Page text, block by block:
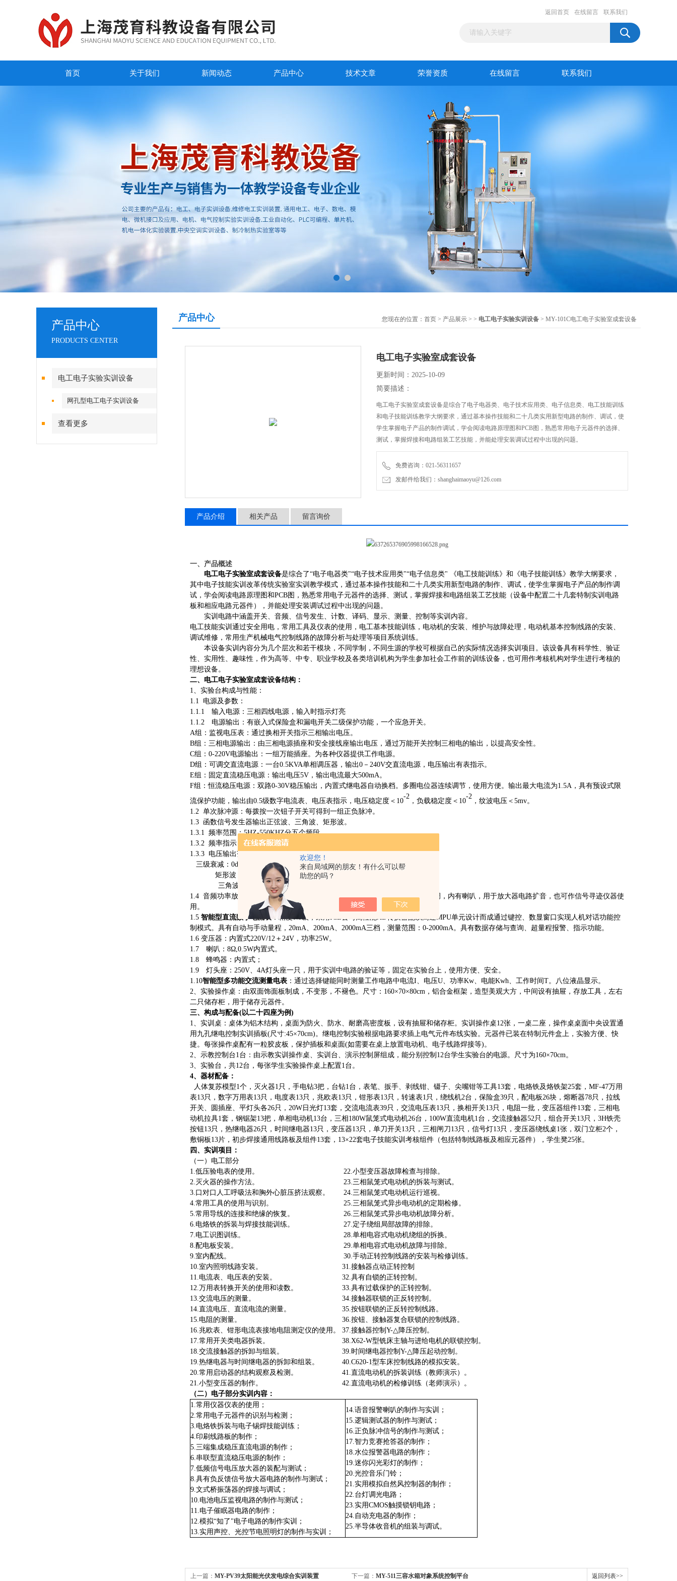
欢迎您！
来自局域网的朋友！有什么可以帮
助您的吗？
返回首页 在线留言 联系我们
首页 关于我们 新闻动态 产品中心 技术文章 荣誉资质 在线留言 联系我们
产品中心
PRODUCTS CENTER
电工电子实验实训设备
网孔型电工电子实训设备
查看更多
产品中心 您现在的位置： 首页 > 产品展示 > > 电工电子实验实训设备 > MY-101C电工电子实验室成套设备
电工电子实验室成套设备
更新时间：2025-10-09
简要描述：
电工电子实验室成套设备是综合了电子电器类、电子技术应用类、电子信息类、电工技能训练
和电子技能训练教学大纲要求，通过基本操作技能和二十几类实用新型电路的制作、调试，使
学生掌握电子产品的制作调试，学会阅读电路原理图和PCB图，熟悉常用电子元器件的选择、
测试，掌握焊接和电路组装工艺技能，并能处理安装调试过程中出现的问题。
免费咨询：021-56311657
发邮件给我们：shanghaimaoyu@126.com
产品介绍 相关产品 留言询价
一、产品概述
电工电子实验室成套设备是综合了“电子电器类"“电子技术应用类"“电子信息类" 《电工技能训练》和《电子技能训练》教学大纲要求，
其中电子技能实训改革传统实验室实训教学模式，通过基本操作技能和二十几类实用新型电路的制作、调试，使学生掌握电子产品的制作调
试，学会阅读电路原理图和PCB图，熟悉常用电子元器件的选择、测试，掌握焊接和电路组装工艺技能（设备中配置二十几套特制实训电路
板和相应电路元器件），并能处理安装调试过程中出现的问题。
实训电路中涵盖开关、音频、信号发生、计数、译码、显示、测量、控制等实训内容。
电工技能实训通过安全用电，常用工具及仪表的使用，电工基本技能训练，电动机的安装、维护与故障处理，电动机基本控制线路的安装、
调试维修，常用生产机械电气控制线路的故障分析与处理等项目系统训练。
本设备实训内容分为几个层次和若干模块，不同学制，不同生源的学校可根据自己的实际情况选择实训项目。该设备具有科学性、验证
性、实用性、趣味性，作为高等、中专、职业学校及各类培训机构为学生参加社会工作前的训练设备，也可用作考核机构对学生进行考核的
理想设备。
二、 电工电子实验室成套设备结构：
1、实验台构成与性能：
1.1 电源及参数：
1.1.1 输入电源：三相四线电源，输入时指示灯亮
1.1.2 电源输出：有嵌入式保险盒和漏电开关二级保护功能，一个应急开关。
A组：监视电压表：通过换相开关指示三相输出电压。
B组：三相电源输出：由三相电源插座和安全接线座输出电压，通过万能开关控制三相电的输出，以提高安全性。
C组：0-220V电源输出：一组万能插座。为各种仪器提供工作电源。
D组：可调交直流电源：一台0.5KVA单相调压器，输出0－240V交直流电源，电压输出有表指示。
E组：固定直流稳压电源：输出电压5V，输出电流最大500mA。
F组：恒流稳压电源：双路0-30V稳压输出，内置式继电器自动换档。多圈电位器连续调节，使用方便。输出最大电流为1.5A，具有预设式限
流保护功能，输出由0.5级数字电流表、电压表指示，电压稳定度＜10
-2
，负载稳定度＜ 10
-2
，纹波电压＜ 5mv。
1.2 单次脉冲源：每拨按一次钮子开关可得到一组正负脉冲。
1.3 函数信号发生器输出正弦波、三角波、矩形波。
1.3.1 频率范围：5HZ-550KHZ分五个频段
1.3.2 频率指示：由HZ表直接读出
1.3.3 电压输出范围：正弦波：5HZ-250KHZ>4.5V、250KHZ-550KHZ>3.5V
三级衰减：0db、20db、40db具有连续细调功能。
矩形波：
5HZ-250KHZ>4.5V、250KHZ-550KHZ>3.5V，幅度连续可调
三角波：
5HZ-550KHZ>１V
1.4 音频功率放大器：输入音频电压不低于10mv，输出功率不小于1W，音量可调，内有喇叭，用于放大器电路扩音，也可作信号寻迹仪器使
用。
1.5 智能型直流数字电流表 ：精度0.5级，采用ICL公司高性能AD转换器配以高速MPU单元设计而成通过键控、数显窗口实现人机对话功能控
制模式。具有自动与手动量程，20mA、200mA、2000mA三档，测量范围：0-2000mA。具有数据存储与查询、超量程报警、指示功能。
1.6 变压器：内置式220V/12＋24V，功率25W。
1.7 喇叭：8Ω,0.5W内置式。
1.8 蜂鸣器：内置式；
1.9 灯头座：250V、4A灯头座一只，用于实训中电路的验证等，固定在实验台上，使用方便、安全。
1.10智能型多功能交流测量电表 ：通过选择键能同时测量工作电路中电流I、电压U、功率Kw、电能Kwh、工作时间T。八位液晶显示。
2、实验操作桌：由双面饰面板制成，不变形，不褪色。尺寸：160×70×80cm，铝合金框架，造型美观大方，中间设有抽屉，存放工具，左右
二只储存柜，用于储存元器件。
三、构成与配备(以二十四座为例)
1、 实训桌：桌体为铝木结构，桌面为防火、防水、耐磨高密度板，设有抽屉和储存柜。 实训操作桌12张，一桌二座，操作桌桌面中央设置通
用九孔继电控制实训插板(尺寸:45×70cm)。继电控制实验根据电路要求插上电气元件布线实验。元器件已装在特制元件盒上，实验方便、快
捷。每张操作桌配有一粒胶皮板，保护插板和桌面(如需要在桌上放置电动机、电子线路焊接等)。
2、示教控制台1台：由示教实训操作桌、实训台、演示控制屏组成，能分别控制12台学生实验台的电源。尺寸为160×70cm。
3、实验台，共12台，每张学生实验操作桌上配置1台。
4、器材配备：
人体复苏模型1个，灭火器1只，手电钻3把，台钻1台，表笔、扳手、剥线钳、镊子、尖嘴钳等工具13套，电烙铁及烙铁架25套，MF-47万用
表13只，数字万用表13只，电度表13只，兆欧表13只，钳形表13只，转速表1只，绕线机2台，保险盒39只，配电板26块，熔断器78只，拉线
开关、圆插座、平灯头各26只，20W日光灯13套，交流电流表39只，交流电压表13只，换相开关13只，电阻一批，变压器组件13套，三相电
动机拉具1套，钢锯架13把，单相电动机13台，三相180W鼠笼式电动机26台，100W直流电机1台，交流接触器52只，组合开关13只，3H铁壳
按钮13只，热继电器26只，时间继电器13只，变压器13只，单刀开关13只，三相闸刀13只，信号灯13只，变压器绕线桌1张，双门立柜2个，
敷铜板13片，初步焊接通用线路板及组件13套，13×22套电子技能实训考核组件（包括特制线路板及相应元器件），学生凳25张。
四、实训项目：
（一）电工部分
1.低压验电表的使用。 22.小型变压器故障检查与排除。
2.灭火器的操作方法。 23.三相鼠笼式电动机的拆装与测试。
3.口对口人工呼吸法和胸外心脏压挤法观察。 24.三相鼠笼式电动机运行巡视。
4.常用工具的使用与识别。 25.三相鼠笼式异步电动机的定期检修。
5.常用导线的连接和绝缘的恢复。 26.三相鼠笼式异步电动机故障分析。
6.电烙铁的拆装与焊接技能训练。 27.定子绕组局部故障的排除。
7.电工识图训练。 28.单相电容式电动机绕组的拆换。
8.配电板安装。 29.单相电容式电动机故障与排除。
9.室内配线。 30.手动正转控制线路的安装与检修训练。
10.室内照明线路安装。 31.接触器点动正转控制
11.电流表、电压表的安装。 32.具有自锁的正转控制。
12.万用表转换开关的使用和读数。 33.具有过载保护的正转控制。
13.交流电压的测量。 34.接触器联锁的正反转控制。
14.直流电压、直流电流的测量。 35.按钮联锁的正反转控制线路。
15.电阻的测量。 36.按钮、接触器复合联锁的控制线路。
16.兆欧表、钳形电流表接地电阻测定仪的使用。 37.接触器控制Y-△降压控制。
17.常用开关类电器拆装。 38.X62-W型铣床主轴与进给电机的联锁控制。
18.交流接触器的拆卸与组装。 39.时间继电器控制Y-△降压起动控制。
19.热继电器与时间继电器的拆卸和组装。 40.C620-1型车床控制线路的模拟安装。
20.常用启动器的结构观察及检测。 41.直流电动机的拆装训练（教师演示）。
21.小型变压器的制作。 42.直流电动机的检修训练（老师演示）。
（二）电子部分实训内容：
1.常用仪器仪表的使用；
2.常用电子元器件的识别与检测；
3.电烙铁拆装与电子锡焊技能训练；
4.印刷线路板的制作；
5.三端集成稳压直流电源的制作；
6.串联型直流稳压电源的制作；
7.低频信号电压放大器的装配与测试；
8.具有负反馈信号放大器电路的制作与测试；
9.文式桥振荡器的焊接与调试；
10.电池电压监视电路的制作与测试；
11.电子催眠器电路的制作；
12.模拟“知了"电子电路的制作实训；
13.实用声控、光控节电照明灯的制作与实训；
14.语音报警喇叭的制作与实训；
15.逻辑测试器的制作与测试；
16.正负脉冲信号的制作与测试；
17.智力竞赛抢答器的制作；
18.水位报警器电路的制作；
19.迷你闪光彩灯的制作；
20.光控音乐门铃；
21.实用模拟自然风控制器的制作；
22.台灯调光电路；
23.实用CMOS触摸锁钥电路；
24.自动充电器的制作；
25.半导体收音机的组装与调试。
上一篇： MY-PV39太阳能光伏发电综合实训装置 下一篇： MY-511三容水箱对象系统控制平台 返回列表>>